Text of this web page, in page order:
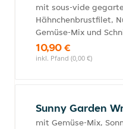
mit sous-vide
Hähnchenbrustfilet,
Gemüse-Mix und
10,90 €
inkl. Pfand (0,00 €)
Sunny Garden
mit Gemüse-Mix,